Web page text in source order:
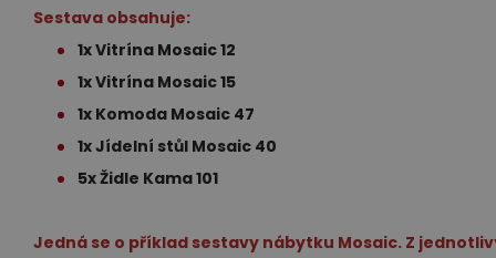
Sestava obsahuje:
1x Vitrína Mosaic 12
1x Vitrína Mosaic 15
1x Komoda Mosaic 47
1x Jídelní stůl Mosaic 40
5x Židle Kama 101
Jedná se o příklad sestavy nábytku Mosaic. Z